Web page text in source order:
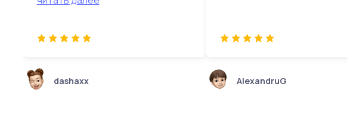
dashaxx AlexandruG